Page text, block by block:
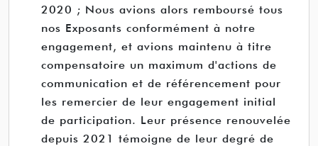
2020 ; Nous avions alors remboursé tous
nos Exposants conformément à notre
engagement, et avions maintenu à titre
compensatoire un maximum d'actions de
communication et de référencement pour
les remercier de leur engagement initial
de participation. Leur présence renouvelée
depuis 2021 témoigne de leur degré de